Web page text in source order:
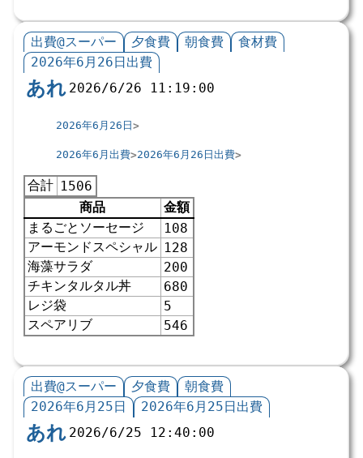
出費@スーパー 夕食費 朝食費
食材費
2026年6月26日出費
あれ 2026/6/26 11:19:00
2026年6月26日
2026年6月出費 2026年6月26日出費
合計 1506
商品
金額
まるごとソーセージ
108
アーモンドスペシャル 128
海藻サラダ
200
チキンタルタル丼
680
レジ袋
5
スペアリブ
546
出費@スーパー 夕食費
朝食費
2026年6月25日
2026年6月25日出費
あれ 2026/6/25 12:40:00